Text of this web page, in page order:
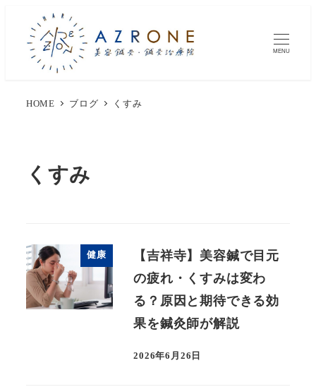
MENU
HOME ブログ くすみ
くすみ
健康
【吉祥寺】美容鍼で目元
の疲れ・くすみは変わ
る？原因と期待できる効
果を鍼灸師が解説
2026年6月26日